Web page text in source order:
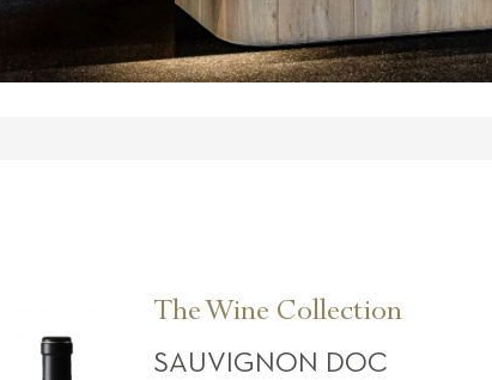
The Wine Collection
SAUVIGNON DOC